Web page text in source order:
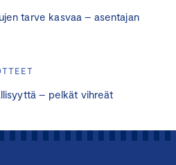
tarve kasvaa – asentajan
– pelkät vihreät